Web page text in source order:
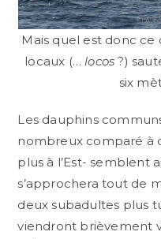
Mais quel est donc ce
locaux (…locos ?)
six
Les dauphins
nombreux comparé à
plus à l’Est- semblent
s’approchera tout de
deux subadultes plus
viendront brièvement